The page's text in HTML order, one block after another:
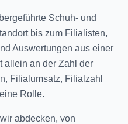
Schuh- und
bis zum Filialisten,
Auswertungen aus einer
allein an der Zahl der
Filialumsatz, Filialzahl
Rolle.
abdecken, von